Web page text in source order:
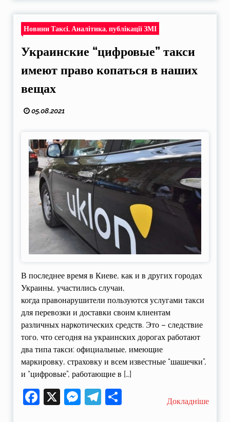
Новини Таксі, Аналітика, публікації ЗМІ
Украинские “цифровые” такси
имеют право копаться в наших
вещах
05.08.2021
В последнее время в Киеве, как и в других городах
Украины, участились случаи,
когда правонарушители пользуются услугами такси
для перевозки и доставки своим клиентам
различных наркотических средств. Это – следствие
того, что сегодня на украинских дорогах работают
два типа такси: официальные, имеющие
маркировку, страховку и всем известные “шашечки”,
и “цифровые”, работающие в […]
Facebook
X Messenger
Telegram
Поділитися
Докладніше